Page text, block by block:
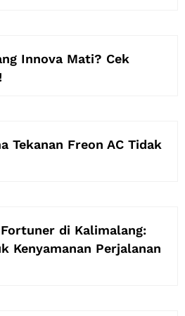
Innova Mati? Cek
Tekanan Freon AC Tidak
di Kalimalang:
Kenyamanan Perjalanan